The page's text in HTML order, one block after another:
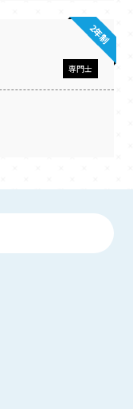
専門士
2年制